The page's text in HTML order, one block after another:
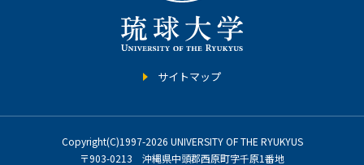
サイトマップ
Copyright(C)1997-2026 UNIVERSITY OF THE RYUKYUS
〒903-0213 沖縄県中頭郡西原町字千原1番地